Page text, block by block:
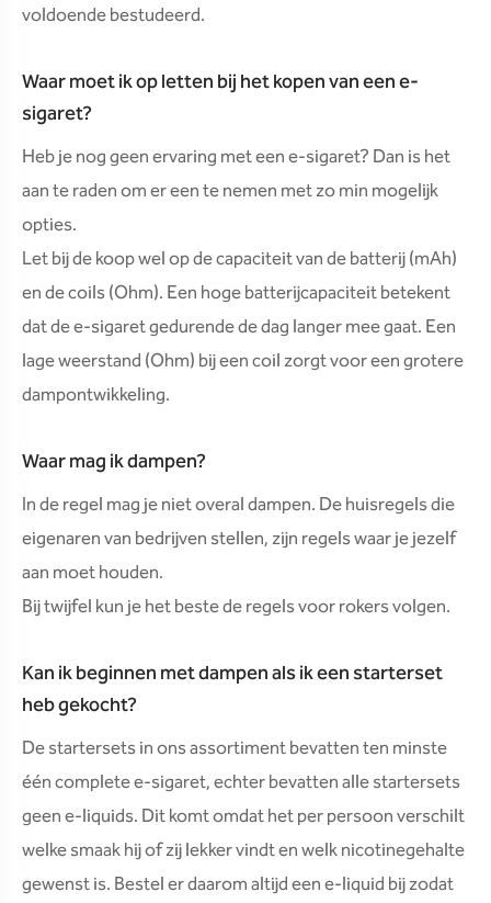
voldoende bestudeerd.
Waar moet ik op letten bij het kopen van een e-
sigaret?
Heb je nog geen ervaring met een e-sigaret? Dan is het
aan te raden om er een te nemen met zo min mogelijk
opties.
Let bij de koop wel op de capaciteit van de batterij (mAh)
en de coils (Ohm). Een hoge batterijcapaciteit betekent
dat de e-sigaret gedurende de dag langer mee gaat. Een
lage weerstand (Ohm) bij een coil zorgt voor een grotere
dampontwikkeling.
Waar mag ik dampen?
In de regel mag je niet overal dampen. De huisregels die
eigenaren van bedrijven stellen, zijn regels waar je jezelf
aan moet houden.
Bij twijfel kun je het beste de regels voor rokers volgen.
Kan ik beginnen met dampen als ik een starterset
heb gekocht?
De startersets in ons assortiment bevatten ten minste
één complete e-sigaret, echter bevatten alle startersets
geen e-liquids. Dit komt omdat het per persoon verschilt
welke smaak hij of zij lekker vindt en welk nicotinegehalte
gewenst is. Bestel er daarom altijd een e-liquid bij zodat